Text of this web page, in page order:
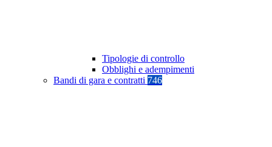
Tipologie di controllo
Obblighi e adempimenti
Bandi di gara e contratti 746